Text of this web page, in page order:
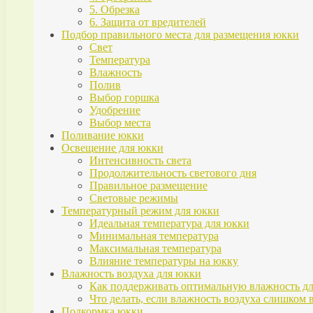
5. Обрезка
6. Защита от вредителей
Подбор правильного места для размещения юкки
Свет
Температура
Влажность
Полив
Выбор горшка
Удобрение
Выбор места
Поливание юкки
Освещение для юкки
Интенсивность света
Продолжительность светового дня
Правильное размещение
Световые режимы
Температурный режим для юкки
Идеальная температура для юкки
Минимальная температура
Максимальная температура
Влияние температуры на юкку
Влажность воздуха для юкки
Как поддерживать оптимальную влажность
Что делать, если влажность воздуха слишком